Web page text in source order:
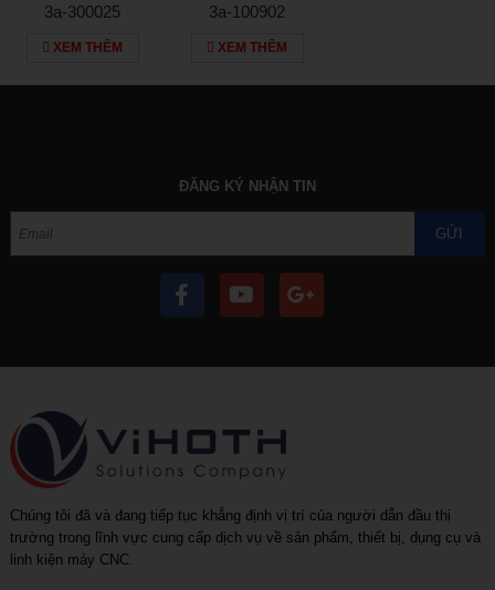
3a-300025
XEM THÊM
3a-100902
XEM THÊM
ĐĂNG KÝ NHẬN TIN
GỬI
Chúng tôi đã và đang tiếp tục khẳng định vị trí của người dẫn đầu thị
trường trong lĩnh vực cung cấp dịch vụ về sản phẩm, thiết bị, dụng cụ và
linh kiện máy CNC.